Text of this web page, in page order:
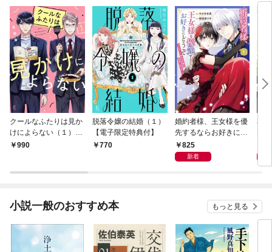
クールなふたりは見か
けによらない（１）
【電子限定特典付】
990
脱落令嬢の結婚（１）
【電子限定特典付】
770
婚約者様、王女様を優
先するならお好きにど
うぞ（※ただし、私も
王子様を優先します
825
新着
私
で
で
小説一般のおすすめ本 もっと見る